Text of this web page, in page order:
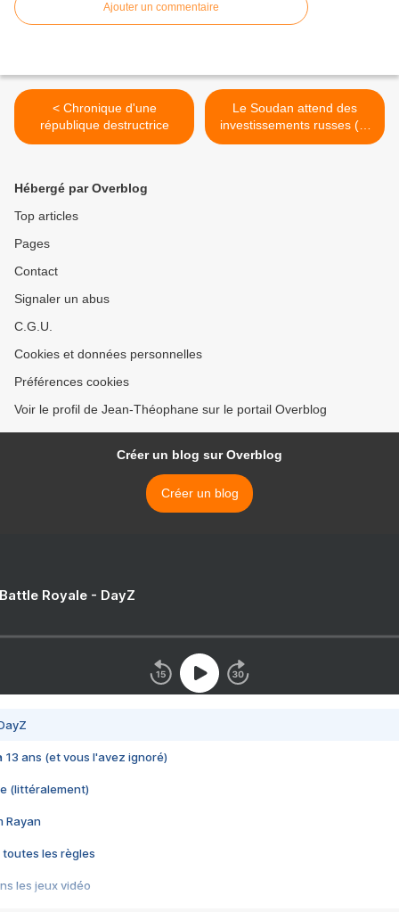
Ajouter un commentaire
< Chronique d'une
république destructrice
Le Soudan attend des
investissements russes (El
Béchir) >
Hébergé par Overblog
Top articles
Pages
Contact
Signaler un abus
C.G.U.
Cookies et données personnelles
Préférences cookies
Voir le profil de Jean-Théophane sur le portail Overblog
Créer un blog sur Overblog
Créer un blog
Royale - DayZ
13 ans (et vous l'avez ignoré)
(littéralement)
Rayan
toutes les règles
les jeux vidéo